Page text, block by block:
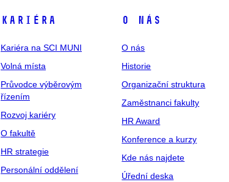
Kariéra
Kariéra na SCI MUNI
Volná místa
Průvodce výběrovým
řízením
Rozvoj kariéry
O fakultě
HR strategie
Personální oddělení
O nás
O nás
Historie
Organizační struktura
Zaměstnanci fakulty
HR Award
Konference a kurzy
Kde nás najdete
Úřední deska